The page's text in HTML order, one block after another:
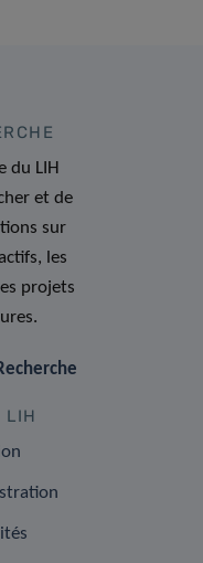
du LIH
et de
sur
les
projets
LIH